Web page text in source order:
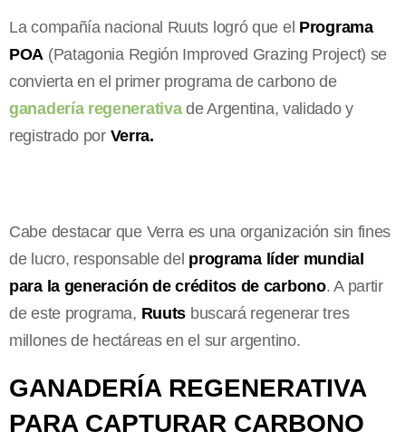
La compañía nacional Ruuts logró que el Programa
POA (Patagonia Región Improved Grazing Project) se
convierta en el primer programa de carbono de
ganadería regenerativade Argentina, validado y
registrado porVerra.
Cabe destacar que Verra es una organización sin fines
de lucro, responsable del programa líder mundial
para la generación de créditos de carbono. A partir
de este programa, Ruuts buscará regenerar tres
millones de hectáreas en el sur argentino.
GANADERÍA REGENERATIVA
PARA CAPTURAR CARBONO